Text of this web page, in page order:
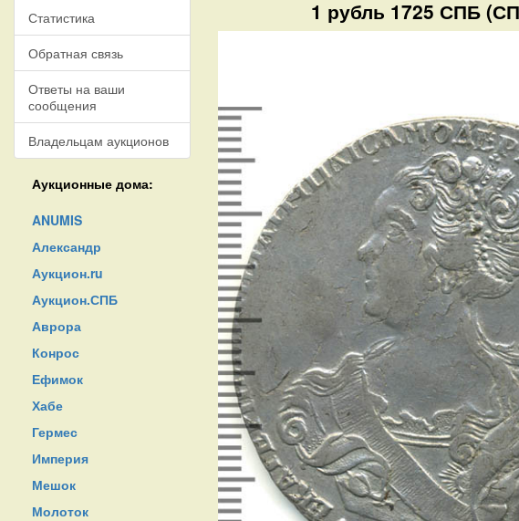
Статистика
Обратная связь
Ответы на ваши
сообщения
Владельцам аукционов
Аукционные дома:
ANUMIS
Александр
Аукцион.ru
Аукцион.СПБ
Аврора
Конрос
Ефимок
Хабе
Гермес
Империя
Мешок
Молоток
1 рубль 1725 СПБ